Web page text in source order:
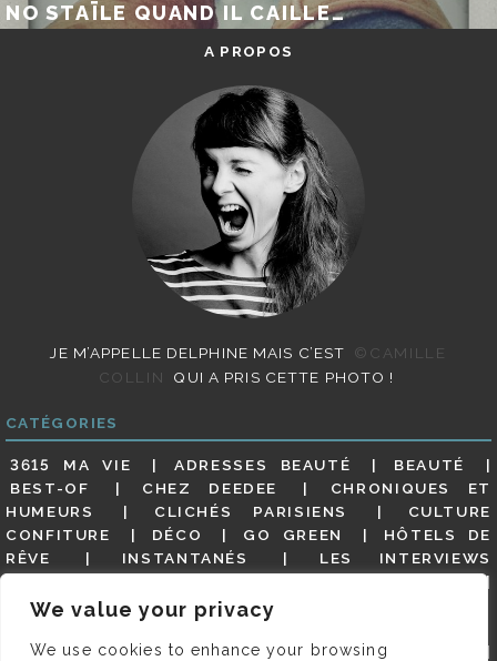
We value your privacy
We use cookies to enhance your browsing
NO STAÏLE QUAND IL CAILLE…
A PROPOS
JE M’APPELLE DELPHINE MAIS C’EST
©CAMILLE
COLLIN
QUI A PRIS CETTE PHOTO !
CATÉGORIES
3615 MA VIE ADRESSES BEAUTÉ
BEAUTÉ
BEST-OF
CHEZ DEEDEE
CHRONIQUES ET
HUMEURS
CLICHÉS PARISIENS
CULTURE
CONFITURE
DÉCO GO GREEN
HÔTELS DE
RÊVE
INSTANTANÉS
LES INTERVIEWS
MES ADRESSES
MODE NON CLASSÉ
GUIDE
PARIS EN PHOTOS RESTAURANTS